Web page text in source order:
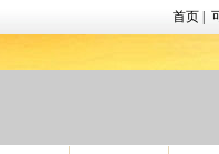
首页